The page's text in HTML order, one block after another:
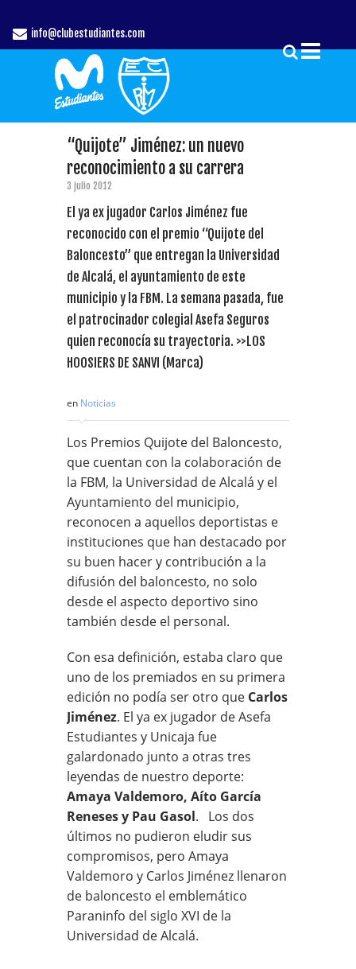
info@clubestudiantes.com
“Quijote” Jiménez: un nuevo
reconocimiento a su carrera
3 julio 2012
El ya ex jugador Carlos Jiménez fue
reconocido con el premio “Quijote del
Baloncesto” que entregan la Universidad
de Alcalá, el ayuntamiento de este
municipio y la FBM. La semana pasada, fue
el patrocinador colegial Asefa Seguros
quien reconocía su trayectoria. >>LOS
HOOSIERS DE SANVI (Marca)
en Noticias
Los Premios Quijote del Baloncesto,
que cuentan con la colaboración de
la FBM, la Universidad de Alcalá y el
Ayuntamiento del municipio,
reconocen a aquellos deportistas e
instituciones que han destacado por
su buen hacer y contribución a la
difusión del baloncesto, no solo
desde el aspecto deportivo sino
también desde el personal.
Con esa definición, estaba claro que
uno de los premiados en su primera
edición no podía ser otro que Carlos
Jiménez. El ya ex jugador de Asefa
Estudiantes y Unicaja fue
galardonado junto a otras tres
leyendas de nuestro deporte:
Amaya Valdemoro, Aíto García
Reneses y Pau Gasol. Los dos
últimos no pudieron eludir sus
compromisos, pero Amaya
Valdemoro y Carlos Jiménez llenaron
de baloncesto el emblemático
Paraninfo del siglo XVI de la
Universidad de Alcalá.